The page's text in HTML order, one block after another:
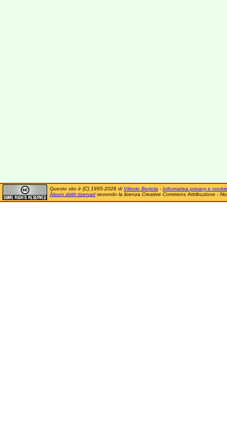
Questo sito è (C) 1995-2026 di Vittorio Bertola - Informativa privacy e cookie
Alcuni diritti riservatisecondo la licenza Creative Commons Attribuzione -